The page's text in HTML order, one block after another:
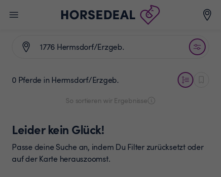
0 Pferde in Hermsdorf/Erzgeb.
So sortieren wir Ergebnisse
Leider kein Glück!
Passe deine Suche an, indem Du Filter zurücksetzt oder
auf der Karte herauszoomst.